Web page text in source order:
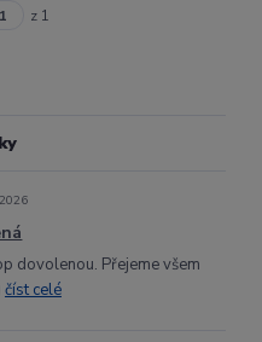
z 1
dovolenou. Přejeme všem
číst celé